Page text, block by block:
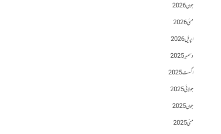
جون 2026
مئی 2026
اپریل 2026
دسمبر 2025
اگست 2025
جولائی 2025
جون 2025
مئی 2025